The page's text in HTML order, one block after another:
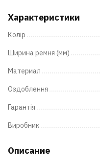
Характеристики
Колір
Ширина ремня (мм)
Материал
Оздоблення
Гарантія
Виробник
Описание